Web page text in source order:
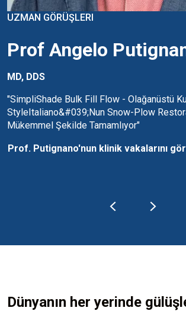
UZMAN GÖRÜŞLERI
Prof Angelo
MD, DDS
"SimpliShade Bulk Fill Flow - Olağanüstü
StyleItaliano&#039;nun Snow-Plow
Mükemmel Şekilde Tamamlıyor"
Prof. Putignano'nun klinik vakalarını
Dünyanın her yerinde